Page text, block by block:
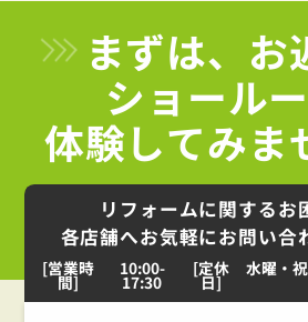
まずは、お
ショール
体験してみま
リフォームに関するお
各店舗へお気軽にお問い合
[営業時
間]
10:00-
17:30
[定休
日]
水曜・